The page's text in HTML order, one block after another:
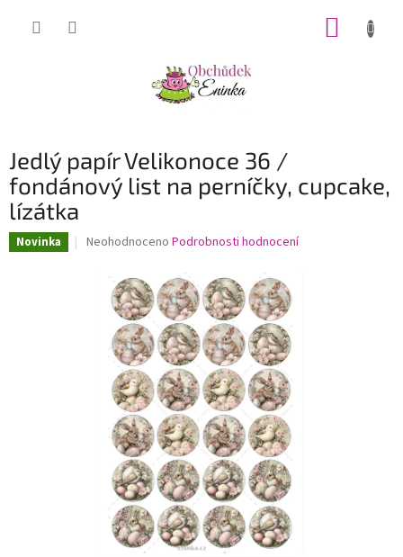
Jedlý papír Velikonoce 36 /
fondánový list na perníčky, cupcake,
lízátka
Novinka
Průměrné
produktu
hvězdiček.
Neohodnoceno Podrobnosti hodnocení